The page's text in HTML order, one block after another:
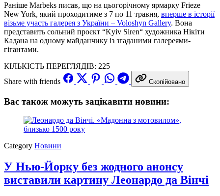
Раніше Marbeks писав, що на цьогорічному ярмарку Frieze
New York, який проходитиме з 7 по 11 травня, вперше в історії
візьме участь галерея з України – Voloshyn Gallery. Вона
представить сольний проєкт “Kyiv Siren“ художника Нікіти
Кадана на одному майданчику із згаданими галереями-
гігантами.
КІЛЬКІСТЬ ПЕРЕГЛЯДІВ: 225
Share with friends
Скопійовано
Вас також можуть зацікавити новини:
Category Новини
У Нью-Йорку без жодного анонсу
виставили картину Леонардо да Вінчі